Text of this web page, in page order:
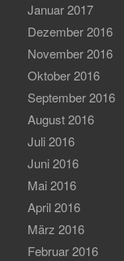
Januar 2017
Dezember 2016
November 2016
Oktober 2016
September 2016
August 2016
Juli 2016
Juni 2016
Mai 2016
April 2016
März 2016
Februar 2016